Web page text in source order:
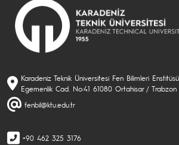
Karadeniz Teknik Üniversitesi Fen Bilimleri
Egemenlik Cad. No:41 61080 Ortahisar / Trabzon
fenbil@ktu.edu.tr
+90 462 325 3176